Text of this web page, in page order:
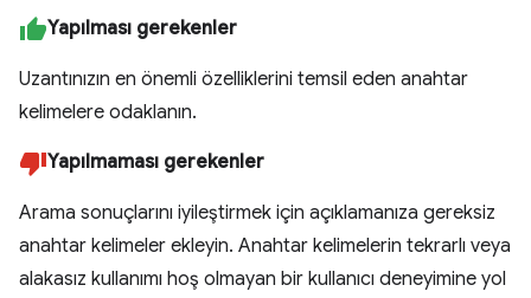
Yapılması gerekenler
Uzantınızın en önemli özelliklerini temsil eden anahtar
kelimelere odaklanın.
Yapılmaması gerekenler
Arama sonuçlarını iyileştirmek için açıklamanıza gereksiz
anahtar kelimeler ekleyin. Anahtar kelimelerin tekrarlı veya
alakasız kullanımı hoş olmayan bir kullanıcı deneyimine yol